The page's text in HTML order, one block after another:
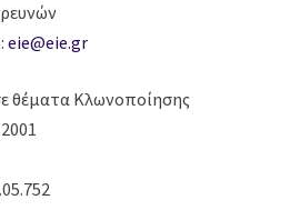
eie@eie.gr
θέματα Κλωνοποίησης